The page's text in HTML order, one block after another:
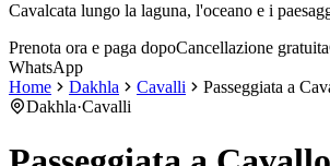
Cavalcata lungo la laguna, l'oceano e i
Prenota ora e paga dopoCancellazione gratuita
WhatsApp
Home
Dakhla Cavalli
Passeggiata a
Dakhla·Cavalli